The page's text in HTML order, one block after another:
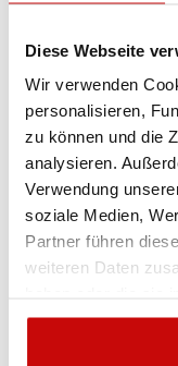
Diese Webseite
Wir verwenden
personalisieren,
zu können und die
analysieren.
Verwendung
soziale Medien,
Partner führen
weiteren Daten
gesammelt haben.
 
IN DEN
Availability:
Nur
Shipping in: 24-48